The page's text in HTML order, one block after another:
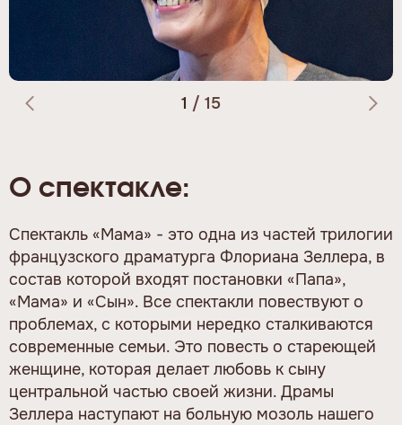
1 / 15
О спектакле:
Спектакль «Мама» - это одна из частей трилогии
французского драматурга Флориана Зеллера, в
состав которой входят постановки «Папа»,
«Мама» и «Сын». Все спектакли повествуют о
проблемах, с которыми нередко сталкиваются
современные семьи. Это повесть о стареющей
женщине, которая делает любовь к сыну
центральной частью своей жизни. Драмы
Зеллера наступают на больную мозоль нашего